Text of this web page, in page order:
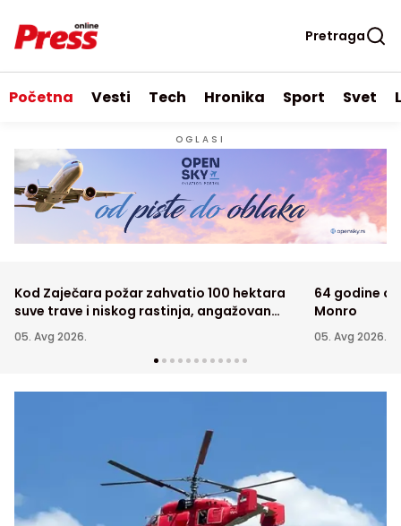
Pretraga
Početna Vesti Tech Hronika Sport Svet
OGLASI
Kod Zaječara požar zahvatio 100 hektara
suve trave i niskog rastinja, angažovan
"Kamov"
05. Avg 2026.
64 godine
Monro
05. Avg 2026.